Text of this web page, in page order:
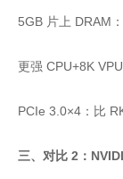
5GB 片上 DRAM
更强 CPU+8K
PCIe 3.0×4：比
三、对比 2：